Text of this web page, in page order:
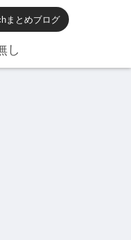
まとめブログ
し